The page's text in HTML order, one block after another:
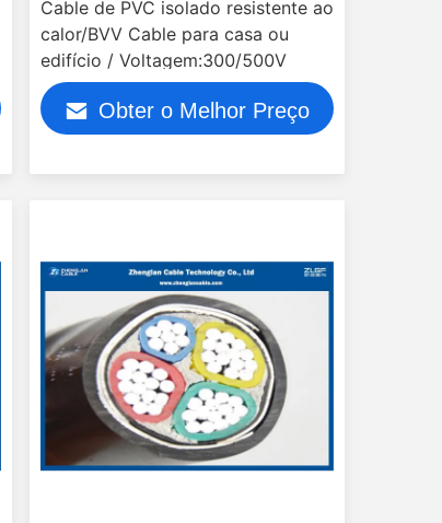
Cable de PVC isolado resistente ao
calor/BVV Cable para casa ou
edifício / Voltagem:300/500V
Obter o Melhor Preço